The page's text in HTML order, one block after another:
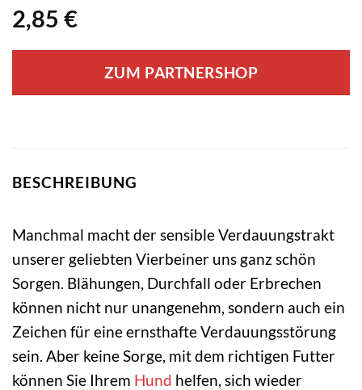
2,85 €
ZUM PARTNERSHOP
BESCHREIBUNG
Manchmal macht der sensible Verdauungstrakt
unserer geliebten Vierbeiner uns ganz schön
Sorgen. Blähungen, Durchfall oder Erbrechen
können nicht nur unangenehm, sondern auch ein
Zeichen für eine ernsthafte Verdauungsstörung
sein. Aber keine Sorge, mit dem richtigen Futter
können Sie Ihrem Hund helfen, sich wieder